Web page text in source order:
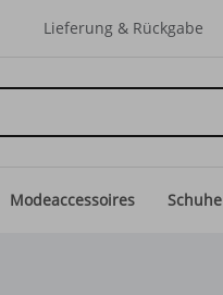
Lieferung & Rückgabe
Modeaccessoires Schuhe